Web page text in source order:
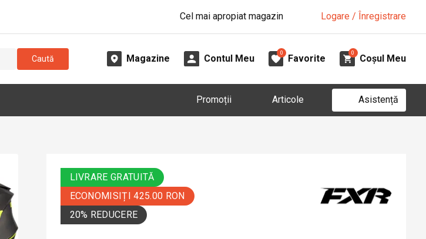
Cel mai apropiat magazin Logare / Înregistrare
Caută Magazine Contul Meu
0
Favorite
0
Coșul Meu
Promoții Articole Asistență
LIVRARE GRATUITĂ
ECONOMISIȚI 425.00 RON
20% REDUCERE